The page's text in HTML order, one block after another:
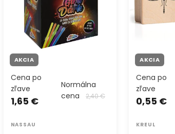
AKCIA
Cena po
zľave
1,65 €
Normálna
cena
2,40 €
NASSAU
AKCIA
Cena po
zľave
0,55 €
KREUL